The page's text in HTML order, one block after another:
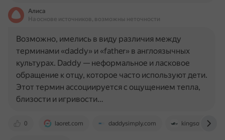
Алиса
На основе источников, возможны неточности
0 laoret.com daddysimply.com
Возможно, имелись в виду различия между
терминами «daddy» и «father» в англоязычных
культурах. Daddy — неформальное и ласковое
обращение к отцу, которое часто используют дети.
Этот термин ассоциируется с ощущением тепла,
близости и игривости…